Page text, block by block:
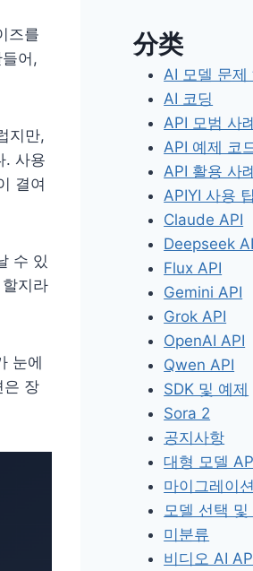
즈를
어,
지만,
. 사용
결여
수 있
지라
눈에
은 장
分类
AI 모델 문제
AI 코딩
API 모범 사
API 예제 코
API 활용 사
APIYI 사용 팁
Claude API
Deepseek
Flux API
Gemini API
Grok API
OpenAI API
Qwen API
SDK 및 예제
Sora 2
공지사항
대형 모델
마이그레이
모델 선택 및
미분류
비디오 AI